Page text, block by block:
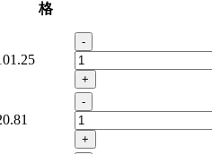
格
-
+
-
+